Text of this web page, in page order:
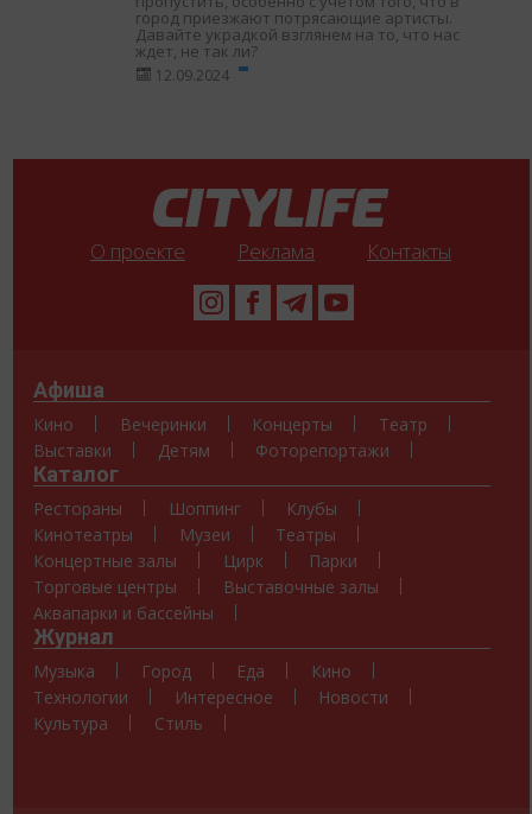
город приезжают потрясающие артисты.
Давайте украдкой взглянем на то, что нас
ждет, не так ли?
12.09.2024
О проекте Реклама Контакты
Афиша
Кино Вечеринки Концерты
Театр
Выставки
Детям Фоторепортажи
Каталог
Рестораны Шоппинг
Клубы
Кинотеатры
Музеи
Театры
Концертные залы
Цирк
Парки
Торговые центры
Выставочные залы
Аквапарки и бассейны
Журнал
Музыка Город Еда
Кино
Технологии
Интересное
Новости
Культура
Стиль